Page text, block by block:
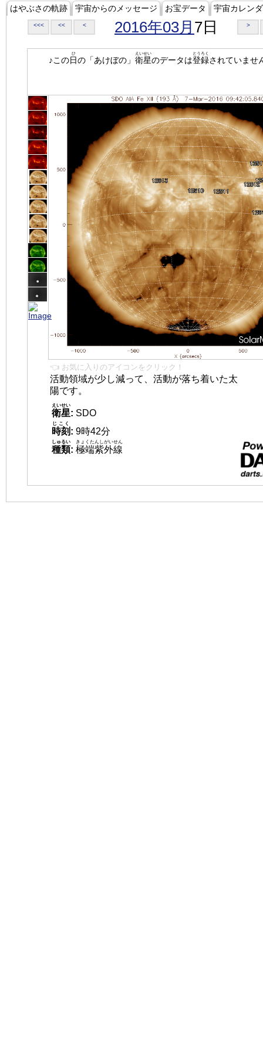
はやぶさの軌跡 宇宙からのメッセージ お宝データ 宇宙カレン
<<< << < 2016年03月 7日 >
♪この日
ひ
の「あけぼの」 衛星
えいせい
のデータは登録
とうろく
されていませ
👈 お気に入りのアイコンをクリック！
活動領域が少し減って、活動が落ち着いた太
陽です。
衛星
えいせい
: SDO
時刻
じこく
: 9時42分
種類
しゅるい
: 極端紫外線
きょくたんしがいせん